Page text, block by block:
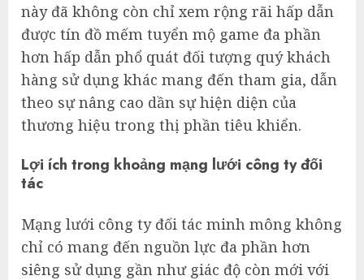
này đã không còn chỉ xem rộng rãi hấp dẫn
được tín đồ mếm tuyển mộ game đa phần
hơn hấp dẫn phổ quát đối tượng quý khách
hàng sử dụng khác mang đến tham gia, dẫn
theo sự nâng cao dần sự hiện diện của
thương hiệu trong thị phần tiêu khiển.
Lợi ích trong khoảng mạng lưới công ty đối
tác
Mạng lưới công ty đối tác minh mông không
chỉ có mang đến nguồn lực đa phần hơn
siêng sử dụng gần như giác độ còn mới với